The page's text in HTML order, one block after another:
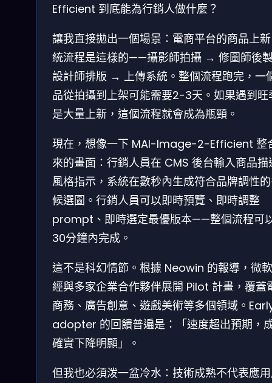
Efficient 到底能為行銷人做什麼？
讓我直接拋出一個場景：電商平台的商品上
統流程是這樣的——攝影師拍攝 → 修圖師後
設計師排版 → 上傳系統。整個流程跑完，一
品從拍攝到上架可能需要2-3天。如果遇到旺
是大量上新，這個流程就會成為瓶頸。
現在，想像一下 MAI-Image-2-Efficient 整
來的畫面：行銷人員在 CMS 後台輸入商品描
風格指示，系統在數秒內生成符合品牌調性
候選圖。行銷人員可以即時預覽、即時調整
prompt、即時選定最優版本——整個流程可
30分鐘內完成。
這不是科幻情節。根據 Neowin 的報導，微
經與多家企業合作夥伴展開 Pilot 計畫，覆蓋
商務、廣告創意、遊戲美術等多個領域。
adopter 的回饋普遍是：「速度超出預期，
確實下降明顯」。
但我也必須泼一盆冷水：技術成熟不代表應